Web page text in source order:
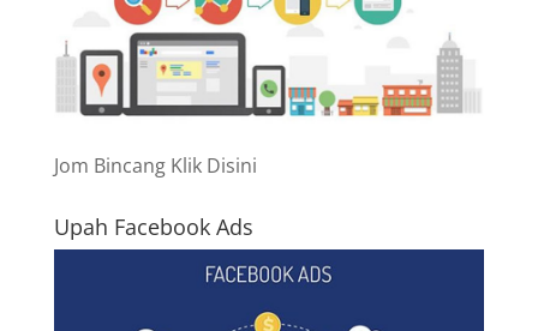
Jom Bincang Klik Disini
Upah Facebook Ads